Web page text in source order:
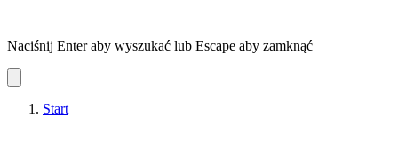
Naciśnij Enter aby wyszukać lub Escape aby zamknąć
Start